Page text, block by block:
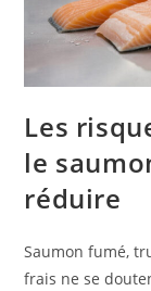
Les
le
réduire
Saumon fumé,
frais ne se